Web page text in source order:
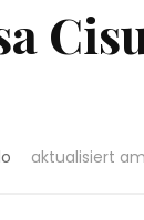
aktualisiert am